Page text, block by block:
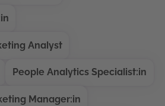
Analyst
People Analytics Specialist:in
Manager:in